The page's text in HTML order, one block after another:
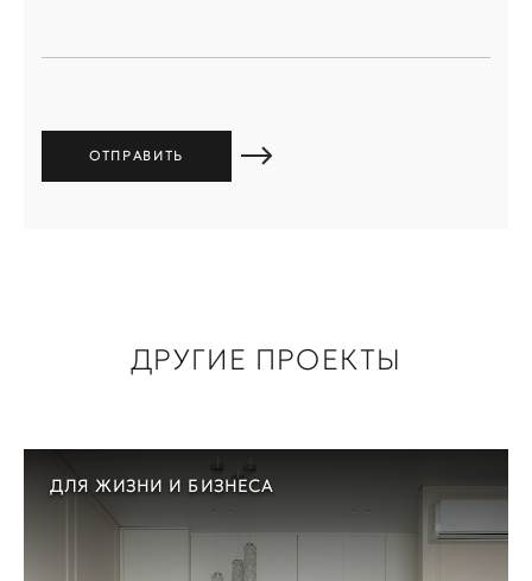
ДРУГИЕ ПРОЕКТЫ
ДЛЯ ЖИЗНИ И БИЗНЕСА